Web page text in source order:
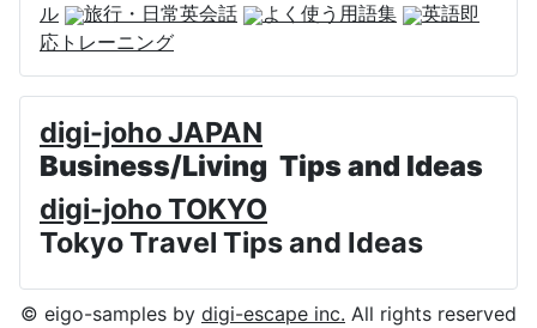
ル
旅行・日常英会話 よく使う用語集
英語即
応トレーニング
digi-joho JAPAN
Business/Living Tips and Ideas
digi-joho TOKYO
Tokyo Travel Tips and Ideas
© eigo-samples by digi-escape inc. All rights reserved